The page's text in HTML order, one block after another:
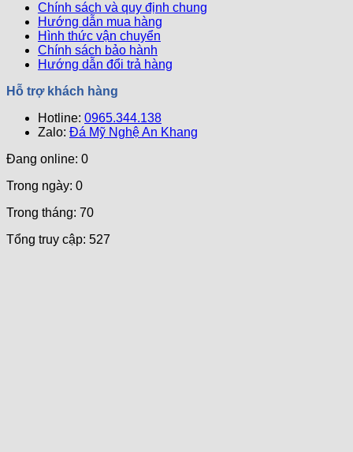
Chính sách và quy định chung
Hướng dẫn mua hàng
Hình thức vận chuyển
Chính sách bảo hành
Hướng dẫn đổi trả hàng
Hỗ trợ khách hàng
Hotline: 0965.344.138
Zalo: Đá Mỹ Nghệ An Khang
Đang online: 0
Trong ngày: 0
Trong tháng: 70
Tổng truy cập: 527